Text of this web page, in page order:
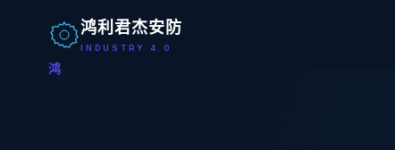
鸿
鸿利君杰安防
INDUSTRY 4.0